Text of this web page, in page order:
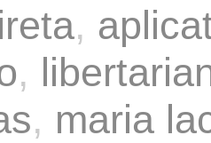
,
,
, maria